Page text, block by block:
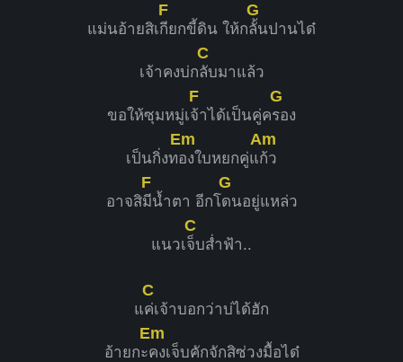
แม่นอ้ายสิเ
F
กียกขี้ดิน ให้ก
G
ลั้นปานได๋
เจ้าคงบ่ก
C
ลับมาแล้ว
ขอให้ซุมหมู่เ
F
จ้าได้เป็นคู่ค
G
รอง
เป็นกิ่งท
Em
องใบหยกคู่แ
Am
ก้ว
อาจสิ
F
มีน้ำตา อีกโ
G
ดนอยู่แหล่ว
แนวเ
C
จ็บส่ำฟ้า..
แ
C
ค่เจ้าบอกว่าบ่ได้ฮัก
อ้ายกะ
Em
คงเจ็บคักจักสิซ่วงมื้อได๋